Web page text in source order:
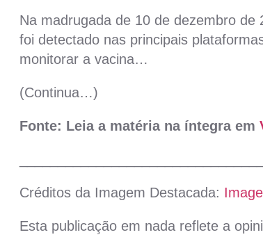
Na madrugada de 10 de dezembro
foi detectado nas principais
monitorar a vacina…
(Continua…)
Fonte: Leia a matéria na íntegra em
Créditos da Imagem Destacada:
Esta publicação em nada reflete a